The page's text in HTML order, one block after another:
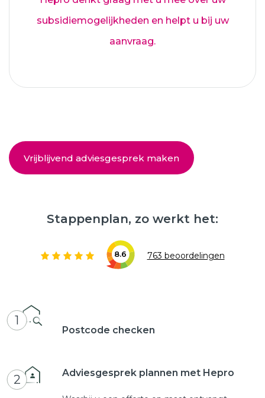
subsidiemogelijkheden en helpt u bij uw
aanvraag.
Vrijblijvend adviesgesprek maken
Stappenplan, zo werkt het:
8.6 763 beoordelingen
1
Postcode checken
2 Adviesgesprek plannen met Hepro